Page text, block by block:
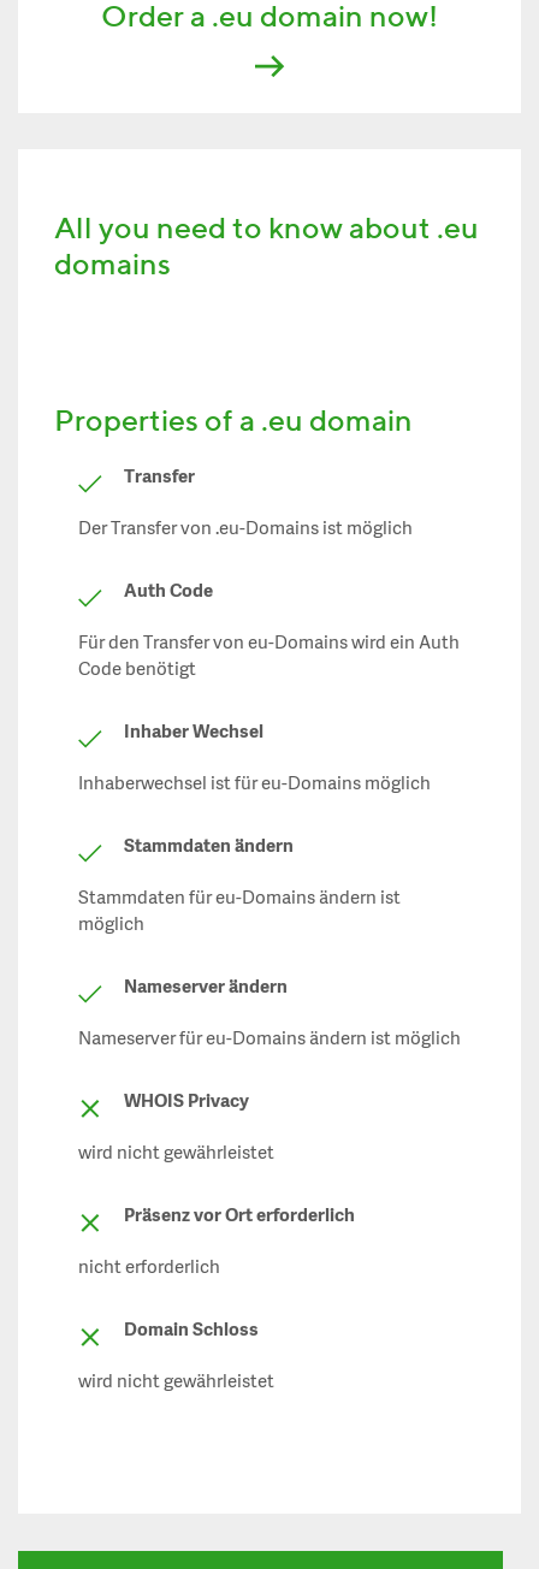
Order a .eu domain now!
All you need to know about .eu
domains
Properties of a .eu domain
Transfer
Der Transfer von .eu-Domains ist möglich
Auth Code
Für den Transfer von eu-Domains wird ein Auth
Code benötigt
Inhaber Wechsel
Inhaberwechsel ist für eu-Domains möglich
Stammdaten ändern
Stammdaten für eu-Domains ändern ist
möglich
Nameserver ändern
Nameserver für eu-Domains ändern ist möglich
WHOIS Privacy
wird nicht gewährleistet
Präsenz vor Ort erforderlich
nicht erforderlich
Domain Schloss
wird nicht gewährleistet